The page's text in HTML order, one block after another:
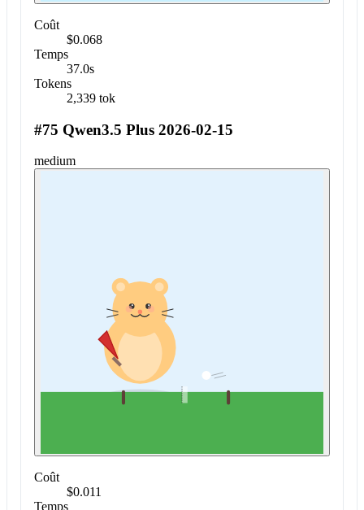
Coût
$0.068
Temps
37.0s
Tokens
2,339 tok
#75 Qwen3.5 Plus 2026-02-15
medium
Coût
$0.011
Temps